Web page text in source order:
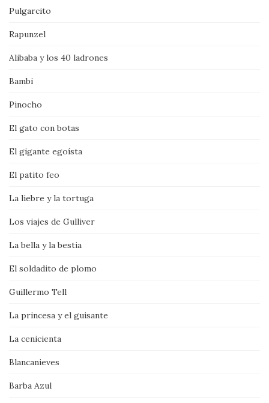
Pulgarcito
Rapunzel
Alibaba y los 40 ladrones
Bambi
Pinocho
El gato con botas
El gigante egoísta
El patito feo
La liebre y la tortuga
Los viajes de Gulliver
La bella y la bestia
El soldadito de plomo
Guillermo Tell
La princesa y el guisante
La cenicienta
Blancanieves
Barba Azul